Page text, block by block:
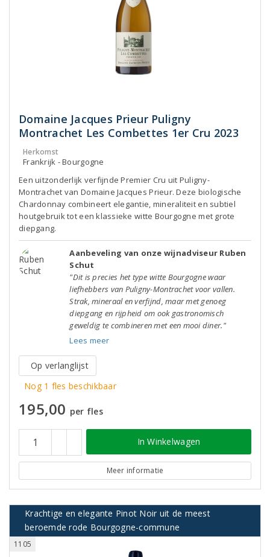
Domaine Jacques Prieur Puligny
Montrachet Les Combettes 1er Cru 2023
Herkomst
Frankrijk - Bourgogne
Een uitzonderlijk verfijnde Premier Cru uit Puligny-
Montrachet van Domaine Jacques Prieur. Deze biologische
Chardonnay combineert elegantie, mineraliteit en subtiel
houtgebruik tot een klassieke witte Bourgogne met grote
diepgang.
Aanbeveling van onze wijnadviseur Ruben
Schut
"Dit is precies het type witte Bourgogne waar
liefhebbers van Puligny-Montrachet voor vallen.
Strak, mineraal en verfijnd, maar met genoeg
diepgang en rijpheid om ook gastronomisch
geweldig te combineren met een mooi diner."
Lees meer
Op verlanglijst
Nog 1 fles beschikbaar
195,00 per fles
In Winkelwagen
Meer informatie
Krachtige en elegante Pinot Noir uit de meest
beroemde rode Bourgogne-commune
1105